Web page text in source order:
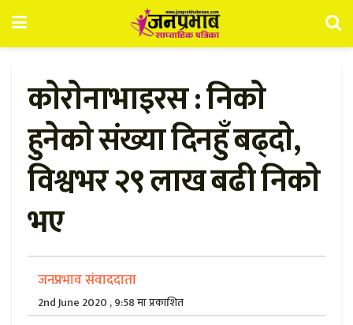
काेराेनाभाइरस : निकाे
हुनेकाे संख्या दिनहुँ बढ्दाे,
विश्वभर २९ लाख बढी निकाे
भए
जनप्रभाव संवाददाता
2nd June 2020 , 9:58 मा प्रकाशित